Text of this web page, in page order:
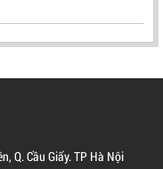
Q. Cầu Giấy. TP Hà Nội